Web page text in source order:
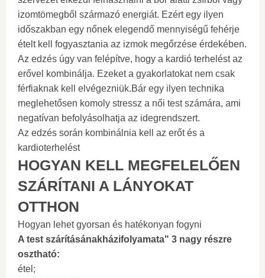
izomtömegből származó energiát. Ezért egy ilyen
időszakban egy nőnek elegendő mennyiségű fehérje
ételt kell fogyasztania az izmok megőrzése érdekében.
Az edzés úgy van felépítve, hogy a kardió terhelést az
erővel kombinálja. Ezeket a gyakorlatokat nem csak
férfiaknak kell elvégezniük.Bár egy ilyen technika
meglehetősen komoly stressz a női test számára, ami
negatívan befolyásolhatja az idegrendszert.
Az edzés során kombinálnia kell az erőt és a
kardioterhelést
HOGYAN KELL MEGFELELŐEN
SZÁRÍTANI A LÁNYOKAT
OTTHON
Hogyan lehet gyorsan és hatékonyan fogyni
A test szárításánakházifolyamata" 3 nagy részre
osztható:
étel;